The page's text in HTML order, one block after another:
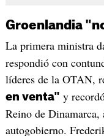
Groenlandia
La primera ministra
respondió con
líderes de la OTAN,
en venta" y
Reino de
autogobierno.